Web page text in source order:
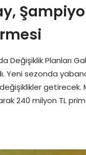
Değişiklik Planları
Yeni sezonda
getirecek.
240 milyon TL